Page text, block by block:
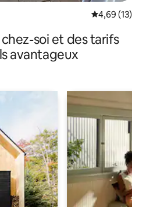
Évaluation
4,69 (13)
soi et des tarifs
avantageux